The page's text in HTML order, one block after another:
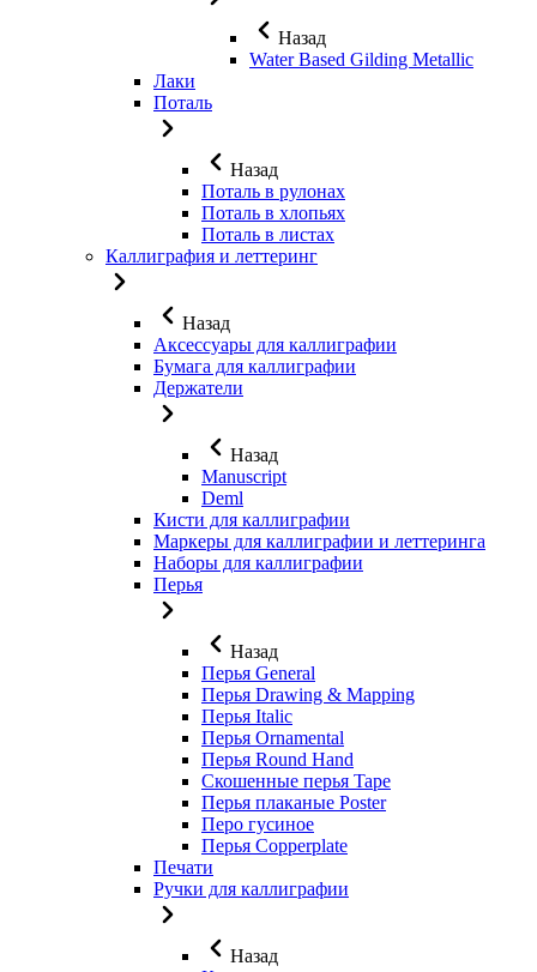
Назад
Water Based Gilding Metallic
Лаки
Поталь
Назад
Поталь в рулонах
Поталь в хлопьях
Поталь в листах
Каллиграфия и леттеринг
Назад
Аксессуары для каллиграфии
Бумага для каллиграфии
Держатели
Назад
Manuscript
Deml
Кисти для каллиграфии
Маркеры для каллиграфии и леттеринга
Наборы для каллиграфии
Перья
Назад
Перья General
Перья Drawing & Mapping
Перья Italic
Перья Ornamental
Перья Round Hand
Скошенные перья Tape
Перья плаканые Poster
Перо гусиное
Перья Copperplate
Печати
Ручки для каллиграфии
Назад